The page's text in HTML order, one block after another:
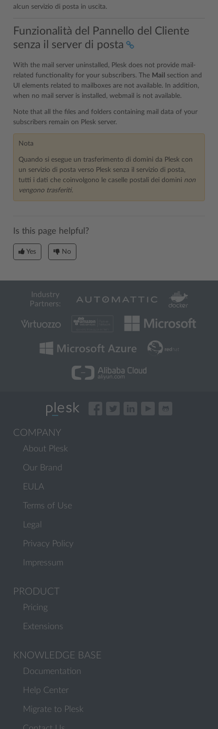
alcun servizio di posta in uscita.
Funzionalità del Pannello del Cliente
senza il server di posta
With the mail server uninstalled, Plesk does not provide mail-
related functionality for your subscribers. The Mail
section and
UI elements related to mailboxes are not available. In addition,
when no mail server is installed, webmail is not available.
Note that all the files and folders containing mail data of your
subscribers remain on Plesk server.
Nota
Quando si esegue un trasferimento di domini da Plesk con
un servizio di posta verso Plesk senza il servizio di posta,
tutti i dati che coinvolgono le caselle postali dei domini non
vengono trasferiti.
Is this page helpful?
Yes No
Industry
Partners:
COMPANY
About Plesk
Our Brand
EULA
Terms of Use
Legal
Privacy Policy
Impressum
PRODUCT
Pricing
Extensions
KNOWLEDGE BASE
Documentation
Help Center
Migrate to Plesk